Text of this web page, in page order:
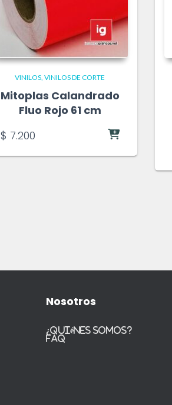
VINILOS VINILOS DE CORTE
Mitoplas Calandrado
Fluo Rojo 61 cm
$ 7.200
Nosotros
¿Quiénes somos?
FAQ